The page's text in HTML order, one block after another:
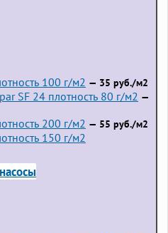
100 г/м2 — 35 руб./м2
SF 24 плотность 80 г/м2 —
200 г/м2 — 55 руб./м2
150 г/м2